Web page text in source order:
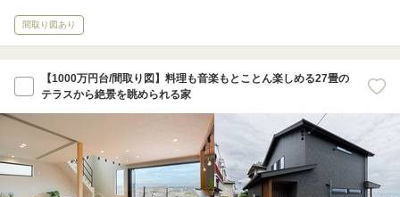
間取り図あり
【1000万円台/間取り図】料理も音楽もとことん楽しめる27畳の
テラスから絶景を眺められる家